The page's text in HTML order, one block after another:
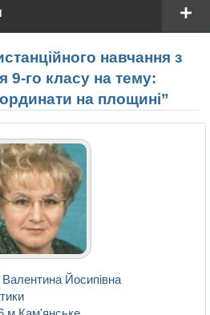
навчання з
9-го класу на тему:
на площині”
Йосипівна